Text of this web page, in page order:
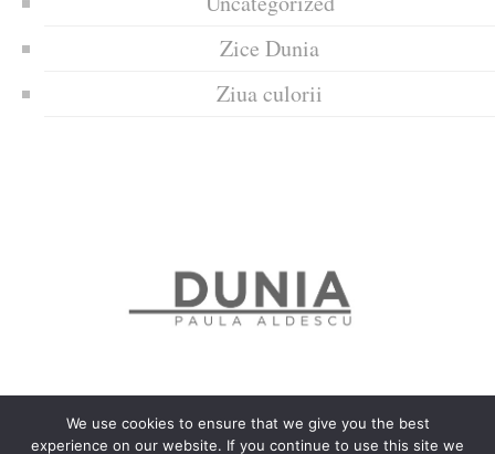
Zice Dunia
Ziua culorii
We use cookies to ensure that we give you the best
experience on our website. If you continue to use this site we